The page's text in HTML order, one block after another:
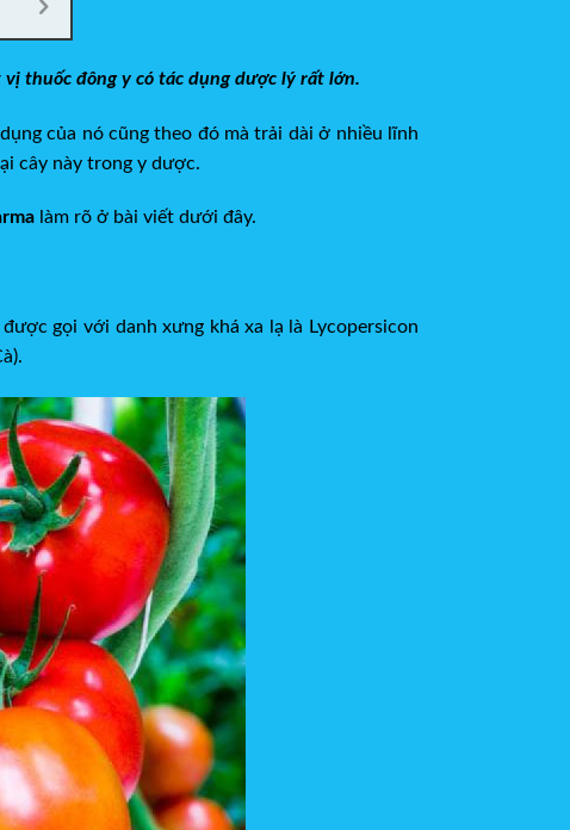
thuốc đông y có tác dụng dược lý rất lớn.
của nó cũng theo đó mà trải dài ở nhiều lĩnh
cây này trong y dược.
làm rõ ở bài viết dưới đây.
gọi với danh xưng khá xa lạ là Lycopersicon